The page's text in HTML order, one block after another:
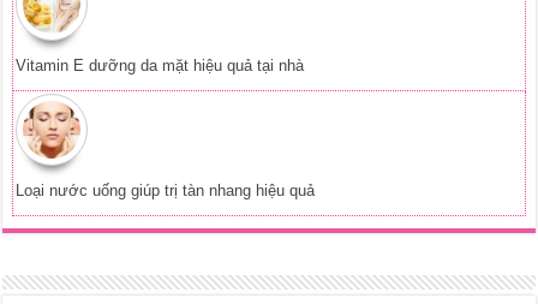
Vitamin E dưỡng da mặt hiệu quả tại nhà
Loại nước uống giúp trị tàn nhang hiệu quả